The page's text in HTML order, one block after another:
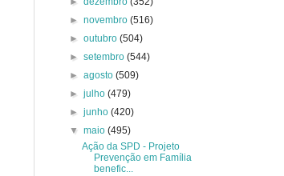
►novembro(516)
►outubro(504)
►setembro(544)
►agosto(509)
►julho(479)
►junho(420)
▼maio(495)
Ação da SPD - Projeto
Prevenção em Família
benefic...